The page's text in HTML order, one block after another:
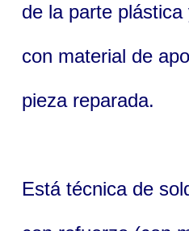
de la parte
con material de
pieza reparada.
Está técnica de